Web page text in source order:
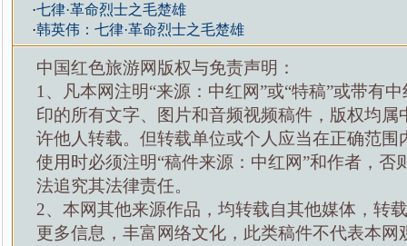
·七律·革命烈士之毛楚雄
·韩英伟：七律·革命烈士之毛楚雄
中国红色旅游网版权与免责声明：
1、凡本网注明“来源：中红网”或“特稿”或带有
印的所有文字、图片和音频视频稿件，版权均属
许他人转载。但转载单位或个人应当在正确范围
使用时必须注明“稿件来源：中红网”和作者，否
法追究其法律责任。
2、本网其他来源作品，均转载自其他媒体，转
更多信息，丰富网络文化，此类稿件不代表本网